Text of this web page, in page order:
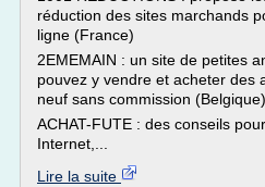
réduction des sites marchands
ligne (France)
2EMEMAIN : un site de petites
pouvez y vendre et acheter des
neuf sans commission (Belgique)
ACHAT-FUTE : des conseils
Internet,...
Lire la suite